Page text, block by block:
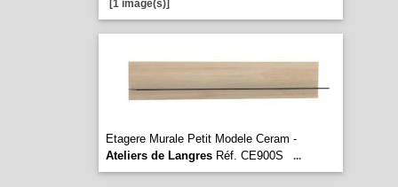
[1 image(s)]
Etagere Murale Petit Modele Ceram -
Ateliers de LangresRéf. CE900S ...